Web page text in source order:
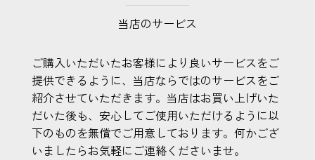
当店のサービス
ご購入いただいたお客様により良いサービスをご
提供できるように、当店ならではのサービスをご
紹介させていただきます。当店はお買い上げいた
だいた後も、安心してご使用いただけるように以
下のものを無償でご用意しております。何かござ
いましたらお気軽にご連絡くださいませ。